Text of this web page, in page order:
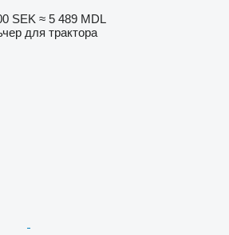
SEK ≈ 5 489 MDL
для трактора